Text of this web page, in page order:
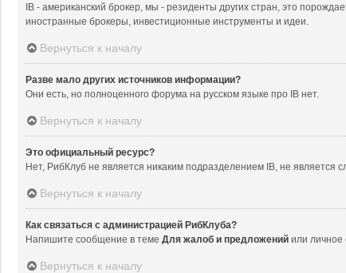
IB - американский брокер, мы - резиденты других стран, это
иностранные брокеры, инвестиционные инструменты и идеи.
Вернуться к началу
Разве мало других источников информации?
Они есть, но полноценного форума на русском языке про IB нет.
Вернуться к началу
Это официальный ресурс?
Нет, РибКлуб не является никаким подразделением IB, не
Вернуться к началу
Как связаться с администрацией РибКлуба?
Напишите сообщение в теме Для жалоб и предложений или личное
Вернуться к началу